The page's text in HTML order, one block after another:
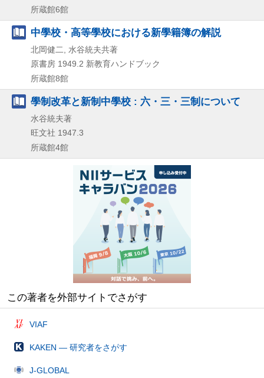
所蔵館6館
中學校・高等學校における新學籍簿の解説
北岡健二, 水谷統夫共著
原書房 1949.2 新教育ハンドブック
所蔵館8館
學制改革と新制中學校 : 六・三・三制について
水谷統夫著
旺文社 1947.3
所蔵館4館
この著者を外部サイトでさがす
VIAF
KAKEN — 研究者をさがす
J-GLOBAL